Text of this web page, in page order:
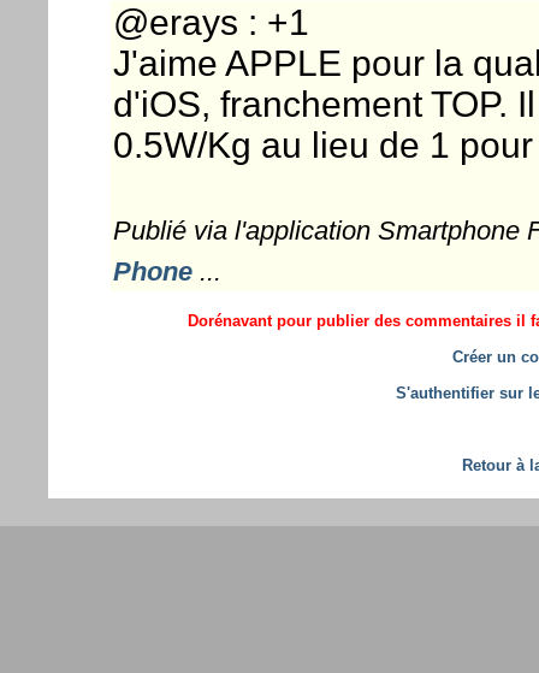
@erays : +1
J'aime APPLE pour la
d'iOS, franchement TOP.
0.5W/Kg au lieu de 1
Publié via l'application Smartphone
Phone...
Dorénavant pour publier des commentaires il
Créer un
S'authentifier sur
Retour à